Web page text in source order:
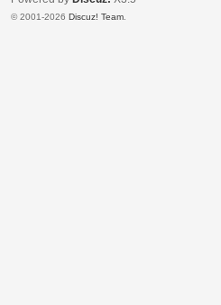
© 2001-2026 Discuz! Team